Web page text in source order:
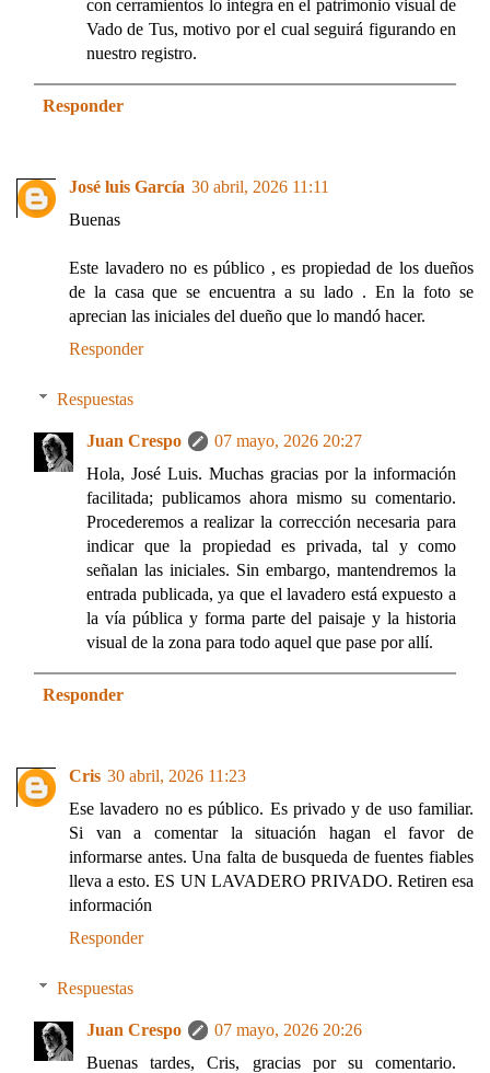
con cerramientos lo integra en el patrimonio visual de
Vado de Tus, motivo por el cual seguirá figurando en
nuestro registro.
Responder
José luis García 30 abril, 2026 11:11
Buenas
Este lavadero no es público , es propiedad de los dueños
de la casa que se encuentra a su lado . En la foto se
aprecian las iniciales del dueño que lo mandó hacer.
Responder
Respuestas
Juan Crespo
07 mayo, 2026 20:27
Hola, José Luis. Muchas gracias por la información
facilitada; publicamos ahora mismo su comentario.
Procederemos a realizar la corrección necesaria para
indicar que la propiedad es privada, tal y como
señalan las iniciales. Sin embargo, mantendremos la
entrada publicada, ya que el lavadero está expuesto a
la vía pública y forma parte del paisaje y la historia
visual de la zona para todo aquel que pase por allí.
Responder
Cris 30 abril, 2026 11:23
Ese lavadero no es público. Es privado y de uso familiar.
Si van a comentar la situación hagan el favor de
informarse antes. Una falta de busqueda de fuentes fiables
lleva a esto. ES UN LAVADERO PRIVADO. Retiren esa
información
Responder
Respuestas
Juan Crespo
07 mayo, 2026 20:26
Buenas tardes, Cris, gracias por su comentario.